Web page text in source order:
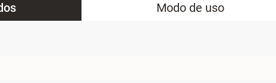
Modo de uso